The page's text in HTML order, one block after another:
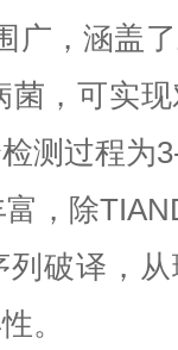
广，涵盖
菌，可实
测过程为
富，除
破译，
。